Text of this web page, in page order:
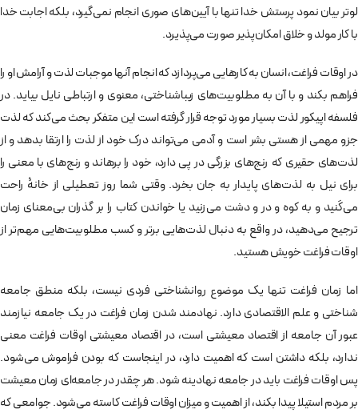
لوتر بیان نمود پرستش خدا تنها با آیین‌­های صوری انجام نمی­‌گیرد، بلکه اجابت خدا
با کار مولد و خلاق امکان­‌پذیر صورت می‌پذیرد.
در اوقات فراغت، انسان به کارهایی می‌­پردازد که انجام آنها موجبات لذت و آرامش او را
فراهم بکند و با آن به مطلوبیت­‌های زیباشناختی، معنوی و ارتباطی نایل بیاید. در
فلسفه اپیکور لذت بسیار مورد توجه قرار گرفته است این متفکر بحث می‌کند که لذت
جزو مهمی از هستی بشر است و آدمی می‌تواند درک خود از لذت را ارتقا بدهد و از
لذت‌های حقیری که رنج‌های بزرگی در پی دارد، خود را برهاند و رنج‌های با معنی را
برای نیل به لذت‌های پایدار به جان بخرد. وقتی شما روز تعطیلی از خانۀ راحت
می‌کَنید و به کوه و در و دشت می‌زنید یا خواندن کتاب را بر گذران بی‌معنای زمان
ترجیح می‌دهید، در واقع به دنبال لذت‌هایی برتر و کسب مطلوبیت‌هایی مهم‌تر از
اوقات فراغت خویش هستید.
اما زمان فراغت تنها یک موضوع روانشناختی فردی نیست، بلکه منطق جامعه
شناختی و علم الاقتصادی دارد. نهادمند شدن زمان فراغت در یک جامعه نیازمند
عبور آن جامعه از اقتصاد معیشتی است، در اقتصاد معیشتی اوقات فراغت معنی
ندارد، بلکه داشتن است که اهمیت دارد، در اینجاست که بودن فراموش می­‌شود.
پس اوقات فراغت باید در جامعه نهادینه شود. هر چقدر در جامعه­‌ای زمان معیشت
بر مردم استیلا پیدا بکند، از اهمیت و میزان اوقات فراغت کاسته می­‌شود. جوامعی که